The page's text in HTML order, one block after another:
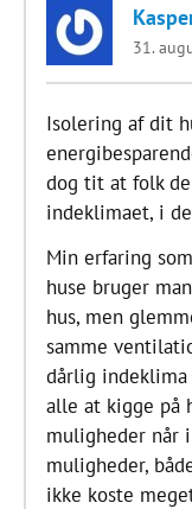
31.
Isolering af dit
dog tit at folk
indeklimaet, i
Min erfaring
huse bruger
hus, men
samme
dårlig indeklima
alle at kigge på
muligheder når
muligheder,
ikke koste